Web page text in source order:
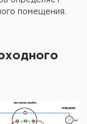
помещения.